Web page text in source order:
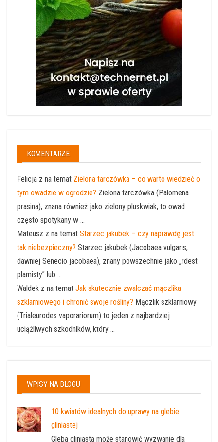
KOMENTARZE
Felicja z na temat Zielona tarczówka – co warto wiedzieć o
tym owadzie w ogrodzie? Zielona tarczówka (Palomena
prasina), znana również jako zielony pluskwiak, to owad
często spotykany w ...
Mateusz z na temat Starzec jakubek – czy naprawdę jest
tak niebezpieczny? Starzec jakubek (Jacobaea vulgaris,
dawniej Senecio jacobaea), znany powszechnie jako „rdest
plamisty” lub ...
Waldek z na temat Jak skutecznie zwalczać mączlika
szklarniowego i chronić swoje rośliny? Mączlik szklarniowy
(Trialeurodes vaporariorum) to jeden z najbardziej
uciążliwych szkodników, który ...
WPISY NA BLOGU
10 kwiatów idealnych do uprawy na glebie
gliniastej
Gleba gliniasta może stanowić wyzwanie dla